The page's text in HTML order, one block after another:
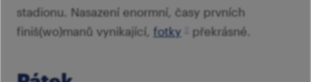
stadionu. Nasazení enormní, časy prvních
finiš(wo)manů vynikající, fotky překrásné.